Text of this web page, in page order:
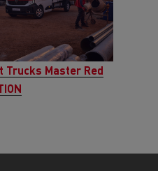
Trucks Master Red